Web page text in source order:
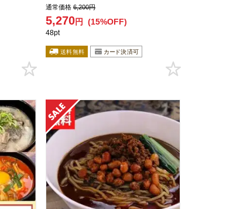
通常価格 6,200円
5,270円 (15%OFF)
48pt